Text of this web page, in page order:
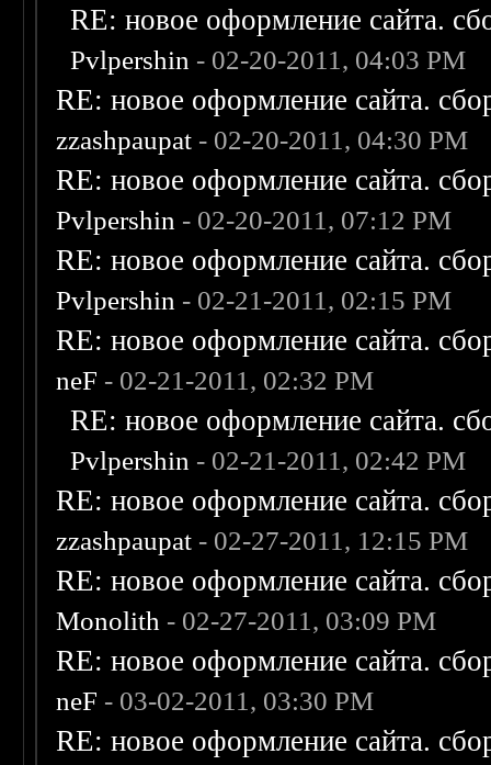
RE: новое оформление сайта.
Pvlpershin - 02-20-2011, 04:03 PM
RE: новое оформление сайта.
zzashpaupat - 02-20-2011, 04:30 PM
RE: новое оформление сайта.
Pvlpershin - 02-20-2011, 07:12 PM
RE: новое оформление сайта.
Pvlpershin - 02-21-2011, 02:15 PM
RE: новое оформление сайта.
neF - 02-21-2011, 02:32 PM
RE: новое оформление сайта.
Pvlpershin - 02-21-2011, 02:42 PM
RE: новое оформление сайта.
zzashpaupat - 02-27-2011, 12:15 PM
RE: новое оформление сайта.
Monolith - 02-27-2011, 03:09 PM
RE: новое оформление сайта.
neF - 03-02-2011, 03:30 PM
RE: новое оформление сайта.